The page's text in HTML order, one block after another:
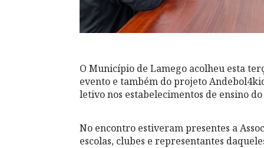
O Município de Lamego acolheu esta
evento e também do projeto
letivo nos estabelecimentos de ensino
No encontro estiveram presentes a
escolas, clubes e representantes